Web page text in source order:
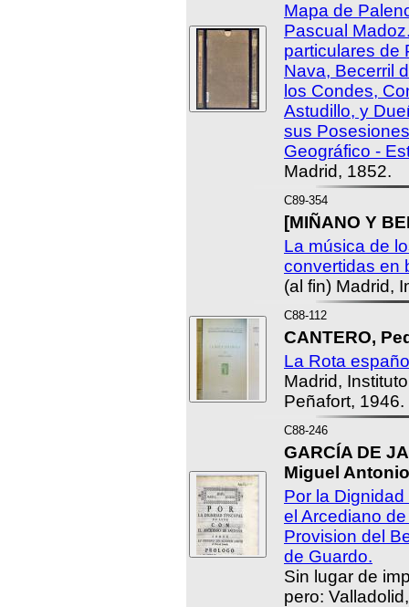
Mapa de
Pascual
particulares de
Nava, Becerril
los Condes,
Astudillo, y
sus
Geográfico -
Madrid, 1852.
C89-354
[MIÑANO Y
La música de
convertidas en
(al fin) Madrid,
C88-112
CANTERO,
La Rota
Madrid,
Peñafort, 1946.
C88-246
GARCÍA DE
Miguel
Por la
el Arcediano
Provision del
de Guardo.
Sin lugar de
pero: